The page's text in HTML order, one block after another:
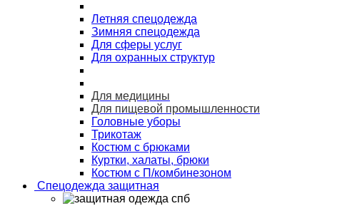
Летняя спецодежда
Зимняя спецодежда
Для сферы услуг
Для охранных структур
Для медицины
Для пищевой промышленности
Головные уборы
Трикотаж
Костюм с брюками
Куртки, халаты, брюки
Костюм с П/комбинезоном
Спецодежда защитная